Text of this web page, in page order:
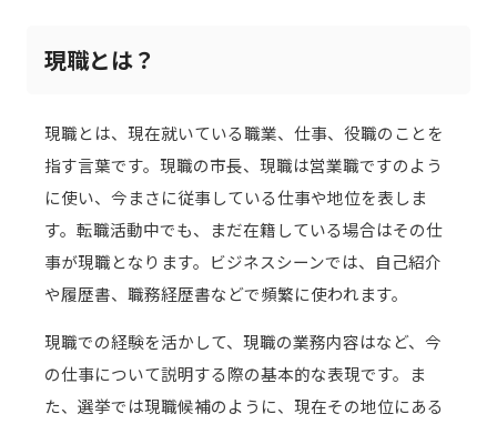
現職とは？
現職とは、現在就いている職業、仕事、役職のことを
指す言葉です。現職の市長、現職は営業職ですのよう
に使い、今まさに従事している仕事や地位を表しま
す。転職活動中でも、まだ在籍している場合はその仕
事が現職となります。ビジネスシーンでは、自己紹介
や履歴書、職務経歴書などで頻繁に使われます。
現職での経験を活かして、現職の業務内容はなど、今
の仕事について説明する際の基本的な表現です。ま
た、選挙では現職候補のように、現在その地位にある